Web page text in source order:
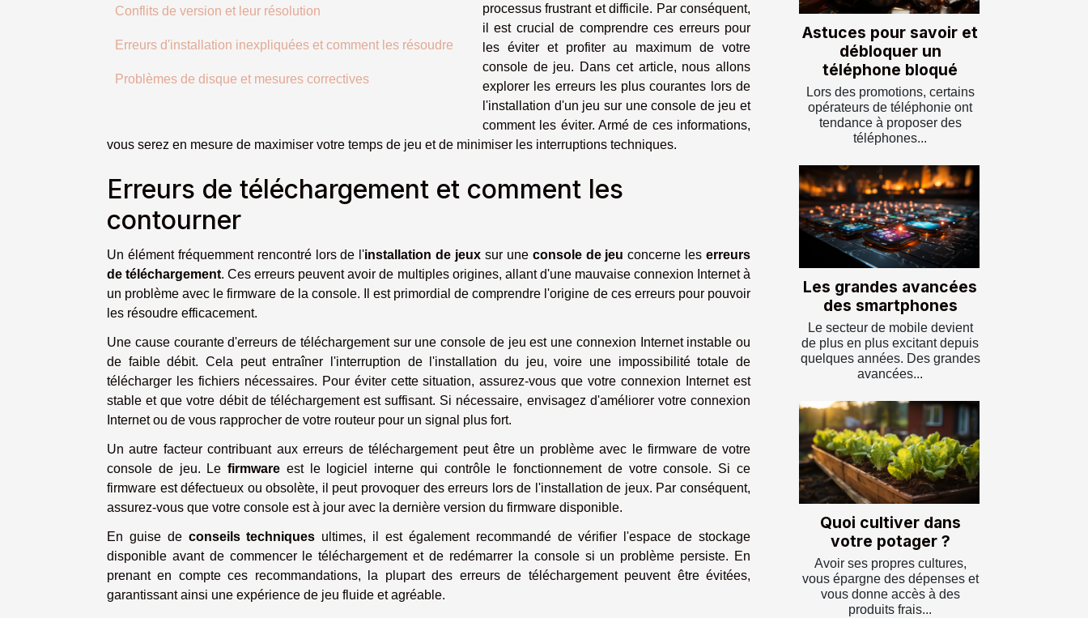
Conflits de version et leur résolution
Erreurs d'installation inexpliquées et comment les résoudre
Problèmes de disque et mesures correctives
processus frustrant et difficile. Par conséquent,
il est crucial de comprendre ces erreurs pour
les éviter et profiter au maximum de votre
console de jeu. Dans cet article, nous allons
explorer les erreurs les plus courantes lors de
l'installation d'un jeu sur une console de jeu et
comment les éviter. Armé de ces informations,
vous serez en mesure de maximiser votre temps de jeu et de minimiser les interruptions techniques.
Erreurs de téléchargement et comment les
contourner
Un élément fréquemment rencontré lors de l'installation de jeux sur une console de jeu concerne les erreurs
de téléchargement. Ces erreurs peuvent avoir de multiples origines, allant d'une mauvaise connexion Internet à
un problème avec le firmware de la console. Il est primordial de comprendre l'origine de ces erreurs pour pouvoir
les résoudre efficacement.
Une cause courante d'erreurs de téléchargement sur une console de jeu est une connexion Internet instable ou
de faible débit. Cela peut entraîner l'interruption de l'installation du jeu, voire une impossibilité totale de
télécharger les fichiers nécessaires. Pour éviter cette situation, assurez-vous que votre connexion Internet est
stable et que votre débit de téléchargement est suffisant. Si nécessaire, envisagez d'améliorer votre connexion
Internet ou de vous rapprocher de votre routeur pour un signal plus fort.
Un autre facteur contribuant aux erreurs de téléchargement peut être un problème avec le firmware de votre
console de jeu. Lefirmware est le logiciel interne qui contrôle le fonctionnement de votre console. Si ce
firmware est défectueux ou obsolète, il peut provoquer des erreurs lors de l'installation de jeux. Par conséquent,
assurez-vous que votre console est à jour avec la dernière version du firmware disponible.
En guise de conseils techniques ultimes, il est également recommandé de vérifier l'espace de stockage
disponible avant de commencer le téléchargement et de redémarrer la console si un problème persiste. En
prenant en compte ces recommandations, la plupart des erreurs de téléchargement peuvent être évitées,
garantissant ainsi une expérience de jeu fluide et agréable.
Astuces pour savoir et
débloquer un
téléphone bloqué
Lors des promotions, certains
opérateurs de téléphonie ont
tendance à proposer des
téléphones...
Les grandes avancées
des smartphones
Le secteur de mobile devient
de plus en plus excitant depuis
quelques années. Des grandes
avancées...
Quoi cultiver dans
votre potager ?
Avoir ses propres cultures,
vous épargne des dépenses et
vous donne accès à des
produits frais...